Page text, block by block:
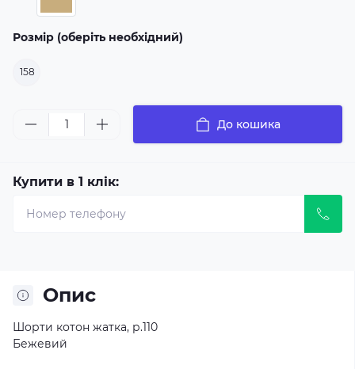
Розмір (оберіть необхідний)
158
До кошика
Купити в 1 клік:
Опис
Шорти котон жатка, р.110
Бежевий